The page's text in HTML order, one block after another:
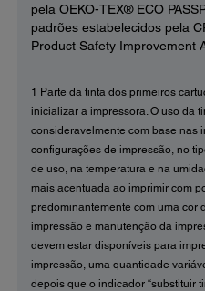
pela OEKO-TEX® ECO
padrões estabelecidos pela
Product Safety Improvement
1 Parte da tinta dos primeiros
inicializar a impressora. O uso da
consideravelmente com base nas
configurações de impressão, no
de uso, na temperatura e na
mais acentuada ao imprimir com
predominantemente com uma cor
impressão e manutenção da
devem estar disponíveis para
impressão, uma quantidade
depois que o indicador “substituir